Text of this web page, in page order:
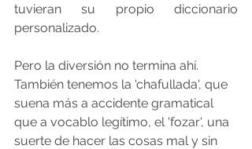
tuvieran su propio diccionario
personalizado.
Pero la diversión no termina ahí.
También tenemos la 'chafullada', que
suena más a accidente gramatical
que a vocablo legítimo, el 'fozar', una
suerte de hacer las cosas mal y sin